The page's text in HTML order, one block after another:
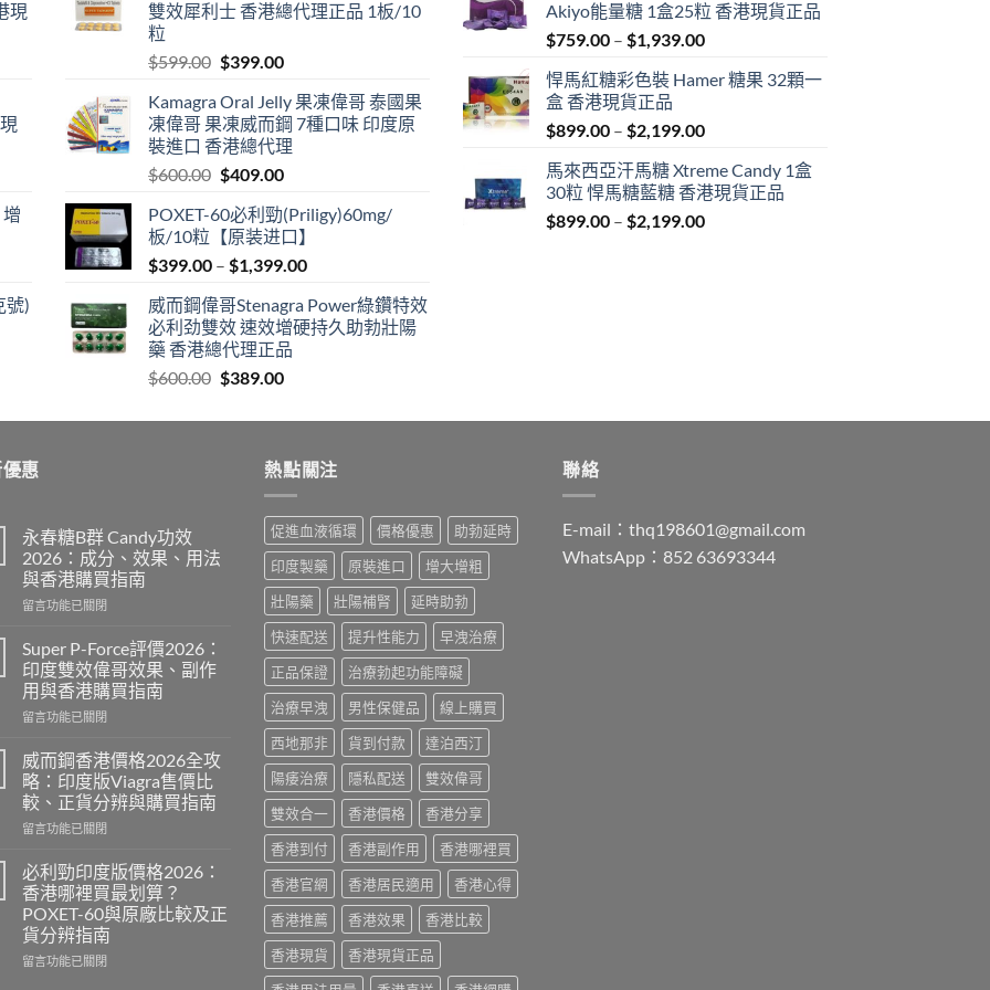
現
號)
雙效犀利士 香港總代理正品 1板/10
粒
$599.00 Original
was:
$599.00.
$399.00Current
is:
$399.00.
Kamagra Oral Jelly 果凍偉哥 泰國果
凍偉哥 果凍威而鋼 7種口味 印度原
裝進口 香港總代理
$600.00 Original
was:
$600.00.
$409.00Current
is:
$409.00.
POXET-60必利勁(Priligy)60mg/
板/10粒【原装进口】
$399.00 – $1,399.00Price
$399.00
through
威而鋼偉哥Stenagra Power綠鑽特效
必利劲雙效 速效增硬持久助勃壯陽
藥 香港總代理正品
$600.00 Original
was:
$389.00Current
is:
Akiyo能量糖 1盒25粒 香港現貨正品
$759.00 – $1,939.00Price
$759.00
$1,939.00
悍馬紅糖彩色裝 Hamer 糖果 32顆一
盒 香港現貨正品
$899.00 – $2,199.00Price
$899.00
through
$2,199.00
馬來西亞汗馬糖 Xtreme Candy 1盒
30粒 悍馬糖藍糖 香港現貨正品
$899.00 – $2,199.00Price
惠
永春糖B群 Candy功效
2026：成分、效果、用法
與香港購買指南
在
春
糖
B
群
Candy
效
2026：
成
分、
效
用
法
與
香
港
購
留言功能已關閉
Super P-Force評價2026：
印度雙效偉哥效果、副作
用與香港購買指南
在
P-
Force
評
價
2026：
度
雙
效
偉
哥
效
留言功能已關閉
威而鋼香港價格2026全攻
略：印度版Viagra售價比
較、正貨分辨與購買指南
在
而
鋼
香
港
價
格
留言功能已關閉
必利勁印度版價格2026：
香港哪裡買最划算？
POXET-60與原廠比較及正
貨分辨指南
在
留言功能已關閉
熱點關注
促進血液循環 價格優惠
助勃延時
印度製藥
原裝進口
增大增粗
壯陽藥
壯陽補腎
延時助勃
快速配送
提升性能力
早洩治療
正品保證
治療勃起功能障礙
治療早洩
男性保健品
線上購買
西地那非
貨到付款
達泊西汀
陽痿治療
隱私配送
雙效偉哥
雙效合一
香港價格
香港分享
香港到付
香港副作用
香港哪裡買
香港官網
香港居民適用
香港心得
香港推薦
香港效果
香港比較
香港現貨
香港現貨正品
聯絡
E-mail： thq198601@gmail.com
WhatsApp：852 63693344